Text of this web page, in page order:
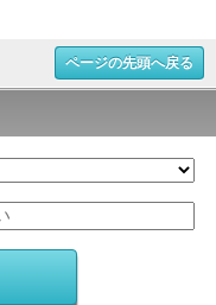
ページの先頭へ戻る